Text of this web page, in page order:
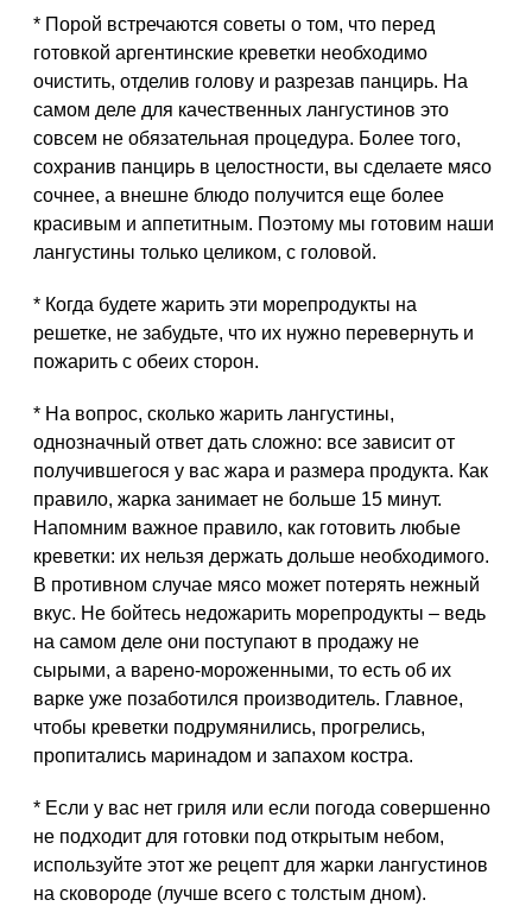
* Порой встречаются советы о том, что перед
готовкой аргентинские креветки необходимо
очистить, отделив голову и разрезав панцирь. На
самом деле для качественных лангустинов это
совсем не обязательная процедура. Более того,
сохранив панцирь в целостности, вы сделаете мясо
сочнее, а внешне блюдо получится еще более
красивым и аппетитным. Поэтому мы готовим наши
лангустины только целиком, с головой.
* Когда будете жарить эти морепродукты на
решетке, не забудьте, что их нужно перевернуть и
пожарить с обеих сторон.
* На вопрос, сколько жарить лангустины,
однозначный ответ дать сложно: все зависит от
получившегося у вас жара и размера продукта. Как
правило, жарка занимает не больше 15 минут.
Напомним важное правило, как готовить любые
креветки: их нельзя держать дольше необходимого.
В противном случае мясо может потерять нежный
вкус. Не бойтесь недожарить морепродукты – ведь
на самом деле они поступают в продажу не
сырыми, а варено-мороженными, то есть об их
варке уже позаботился производитель. Главное,
чтобы креветки подрумянились, прогрелись,
пропитались маринадом и запахом костра.
* Если у вас нет гриля или если погода совершенно
не подходит для готовки под открытым небом,
используйте этот же рецепт для жарки лангустинов
на сковороде (лучше всего с толстым дном).